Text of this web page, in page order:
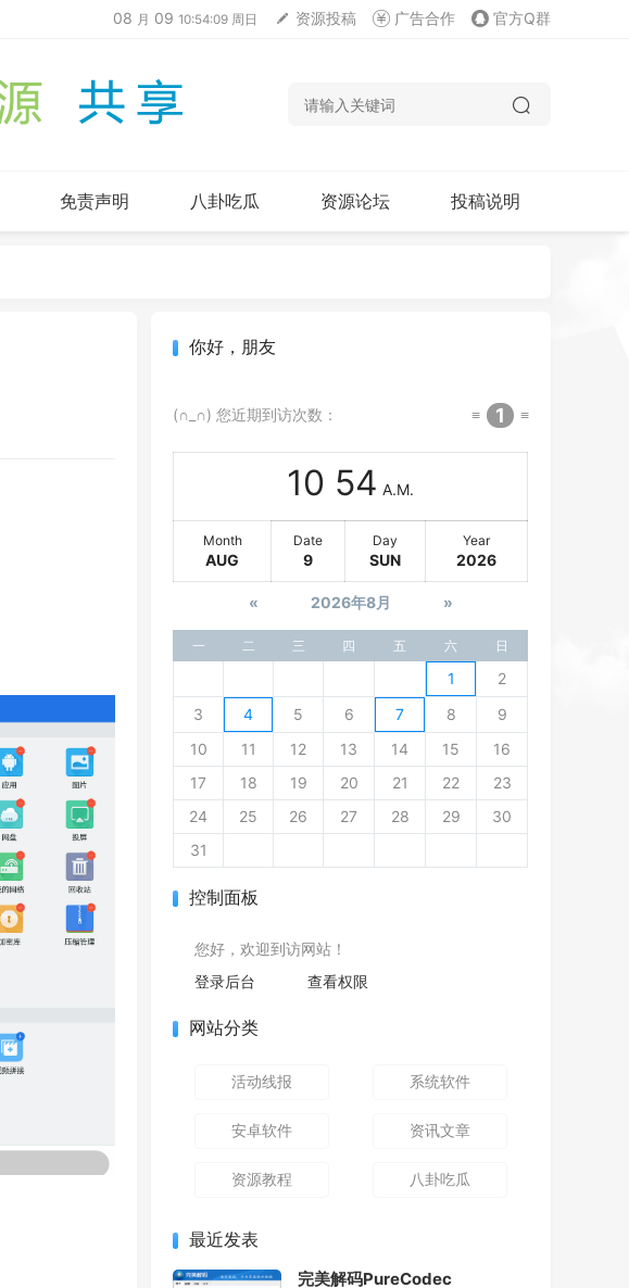
08 月 09 10:54:10 周日 资源投稿 广告合作 官方Q群
免责声明 八卦吃瓜 资源论坛 投稿说明
你好，朋友
(∩_∩) 您近期到访次数： ≡ 1 ≡
10 54 A.M.
Month
AUG
Date
9
Day
SUN
Year
2026
« 2026年8月 »
一 二 三 四 五 六 日
1
2
3
4 5 6 7 8
9
10
11 12 13 14 15
16
17
18 19 20 21 22
23
24
25 26 27 28 29
30
31
控制面板
您好，欢迎到访网站！
登录后台
查看权限
网站分类
活动线报 系统软件
安卓软件 资讯文章
资源教程 八卦吃瓜
最近发表
完美解码PureCodec